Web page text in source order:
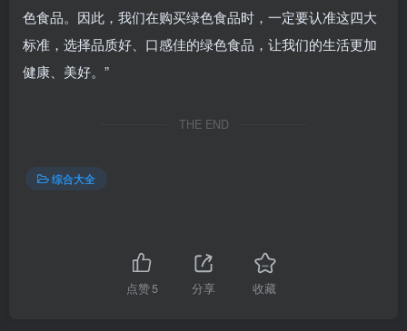
色食品。因此，我们在购买绿色食品时，一定要认准这四大
标准，选择品质好、口感佳的绿色食品，让我们的生活更加
健康、美好。”
THE END
综合大全
点赞5 分享 收藏